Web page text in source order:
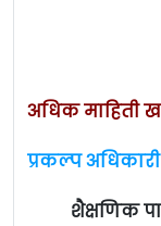
अधिक माहिती
प्रकल्प अधिकारी
शैक्षणिक